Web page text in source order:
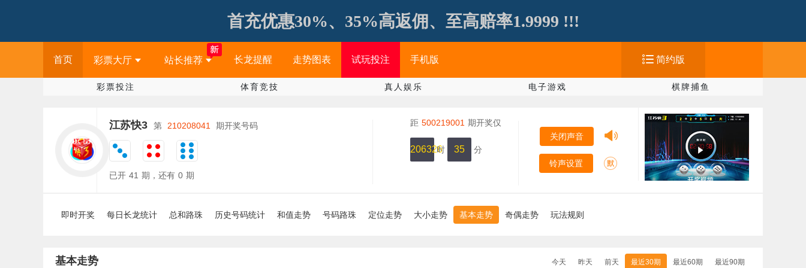
首充优惠30%、35%高返佣、至高赔率1.9999 !!!
首页 彩票大厅 站长推荐 长龙提醒 走势图表 试玩投注 手机版 简约版
彩票投注 体育竞技 真人娱乐 电子游戏 棋牌捕鱼
江苏快3 第 210208041 期开奖号码
已开 41 期，还有 0 期
距 500219001 期开奖仅
有
206326
时 35 分
关闭声音
铃声设置
即时开奖 每日长龙统计 总和路珠 历史号码统计 和值走势 号码路珠 定位走势 大小走势 基本走势 奇偶走势 玩法规则
基本走势 今天 昨天 前天 最近30期 最近60期 最近90期